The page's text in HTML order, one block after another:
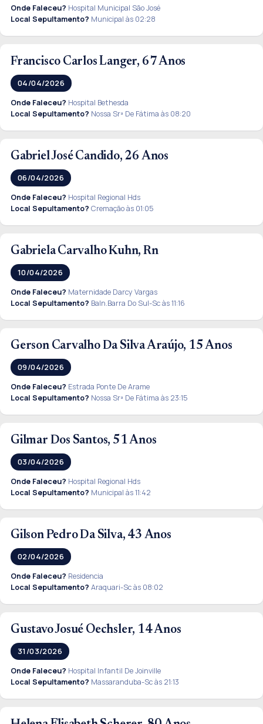
Onde Faleceu? Hospital Municipal São José
Local Sepultamento? Municipal às 02:28
Francisco Carlos Langer, 67 Anos
04/04/2026
Onde Faleceu? Hospital Bethesda
Local Sepultamento? Nossa Srª De Fátima às 08:20
Gabriel José Candido, 26 Anos
06/04/2026
Onde Faleceu? Hospital Regional Hds
Local Sepultamento? Cremação às 01:05
Gabriela Carvalho Kuhn, Rn
10/04/2026
Onde Faleceu? Maternidade Darcy Vargas
Local Sepultamento? Baln.Barra Do Sul-Sc às 11:16
Gerson Carvalho Da Silva Araújo, 15 Anos
09/04/2026
Onde Faleceu? Estrada Ponte De Arame
Local Sepultamento? Nossa Srª De Fátima às 23:15
Gilmar Dos Santos, 51 Anos
03/04/2026
Onde Faleceu? Hospital Regional Hds
Local Sepultamento? Municipal às 11:42
Gilson Pedro Da Silva, 43 Anos
02/04/2026
Onde Faleceu? Residencia
Local Sepultamento? Araquari-Sc às 08:02
Gustavo Josué Oechsler, 14 Anos
31/03/2026
Onde Faleceu? Hospital Infantil De Joinville
Local Sepultamento? Massaranduba-Sc às 21:13